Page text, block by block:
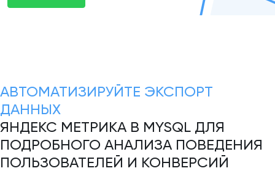
АВТОМАТИЗИРУЙТЕ ЭКСПОРТ
ДАННЫХ
ЯНДЕКС МЕТРИКА В MYSQL ДЛЯ
ПОДРОБНОГО АНАЛИЗА ПОВЕДЕНИЯ
ПОЛЬЗОВАТЕЛЕЙ И КОНВЕРСИЙ